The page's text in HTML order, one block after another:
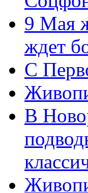
9 Мая
ждет
C
В